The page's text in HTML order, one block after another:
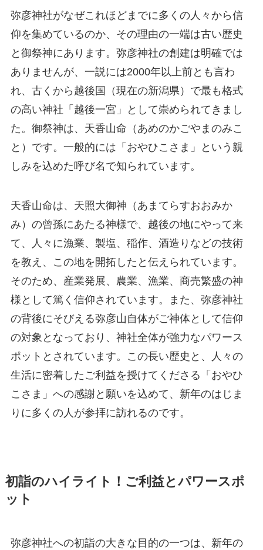
弥彦神社がなぜこれほどまでに多くの人々から信
仰を集めているのか、その理由の一端は古い歴史
と御祭神にあります。弥彦神社の創建は明確では
ありませんが、一説には2000年以上前とも言わ
れ、古くから越後国（現在の新潟県）で最も格式
の高い神社「越後一宮」として崇められてきまし
た。御祭神は、天香山命（あめのかごやまのみこ
と）です。一般的には「おやひこさま」という親
しみを込めた呼び名で知られています。
天香山命は、天照大御神（あまてらすおおみか
み）の曾孫にあたる神様で、越後の地にやって来
て、人々に漁業、製塩、稲作、酒造りなどの技術
を教え、この地を開拓したと伝えられています。
そのため、産業発展、農業、漁業、商売繁盛の神
様として篤く信仰されています。また、弥彦神社
の背後にそびえる弥彦山自体がご神体として信仰
の対象となっており、神社全体が強力なパワース
ポットとされています。この長い歴史と、人々の
生活に密着したご利益を授けてくださる「おやひ
こさま」への感謝と願いを込めて、新年のはじま
りに多くの人が参拝に訪れるのです。
初詣のハイライト！ご利益とパワースポ
ット
弥彦神社への初詣の大きな目的の一つは、新年の